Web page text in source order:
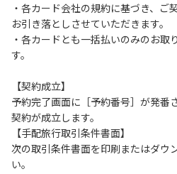
・各カード会社の規約に基づき、ご
お引き落としさせていただきます。
・各カードとも一括払いのみのお取
す。
【契約成立】
予約完了画面に［予約番号］が発番
契約が成立します。
【手配旅行取引条件書面】
次の取引条件書面を印刷またはダウ
い。